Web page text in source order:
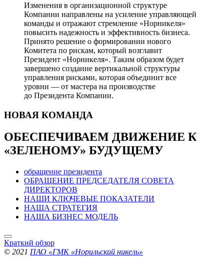
Изменения в организационной структуре
Компании направлены на усиление управляющей
команды и отражают стремление «Норникеля»
повысить надежность и эффективность бизнеса.
Принято решение о формировании нового
Комитета по рискам, который возглавит
Президент «Норникеля». Таким образом будет
завершено создание вертикальной структуры
управления рисками, которая объединит все
уровни — от мастера на производстве
до Президента Компании.
НОВАЯ КОМАНДА
ОБЕСПЕЧИВАЕМ ДВИЖЕНИЕ К
«ЗЕЛЕНОМУ» БУДУЩЕМУ
обращение президента
ОБРАЩЕНИЕ ПРЕДСЕДАТЕЛЯ СОВЕТА
ДИРЕКТОРОВ
НАШИ КЛЮЧЕВЫЕ ПОКАЗАТЕЛИ
НАША СТРАТЕГИЯ
НАША БИЗНЕС МОДЕЛЬ
Краткий обзор
© 2021 ПАО «ГМК «Норильский никель»